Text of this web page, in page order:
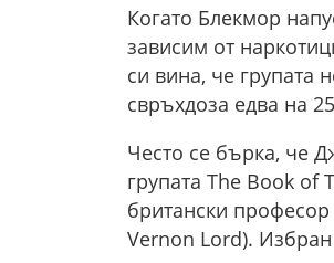
Когато Блекмор
зависим от
си вина, че групата
свръхдоза едва на
Често се бърка, че
групата The Book of
британски
Vernon Lord).